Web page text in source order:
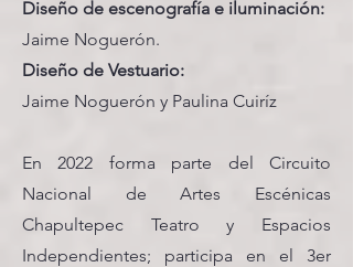
Diseño de escenografía e iluminación:
Jaime Noguerón.
Diseño de Vestuario:
Jaime Noguerón y Paulina Cuiríz
En 2022 forma parte del Circuito
Nacional de Artes Escénicas
Chapultepec Teatro y Espacios
Independientes; participa en el 3er